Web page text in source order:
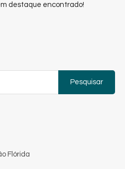
destaque encontrado!
Flórida